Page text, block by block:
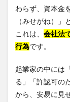
わらず、資本金
（みせがね）」
これは、 会社法
行為です。
起業家の中には
る」「許認可の
から、安易に見